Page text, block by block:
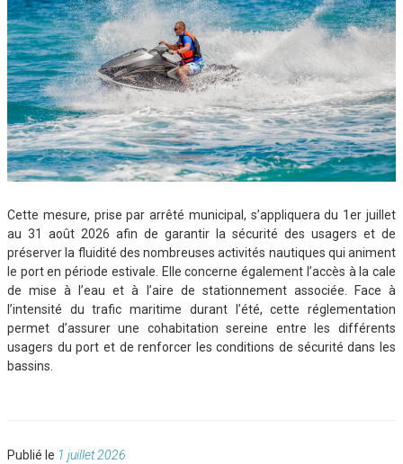
Cette mesure, prise par arrêté municipal, s’appliquera du 1er juillet
au 31 août 2026 afin de garantir la sécurité des usagers et de
préserver la fluidité des nombreuses activités nautiques qui animent
le port en période estivale. Elle concerne également l’accès à la cale
de mise à l’eau et à l’aire de stationnement associée. Face à
l’intensité du trafic maritime durant l’été, cette réglementation
permet d’assurer une cohabitation sereine entre les différents
usagers du port et de renforcer les conditions de sécurité dans les
bassins.
Publié le Publié
1 juillet 2026